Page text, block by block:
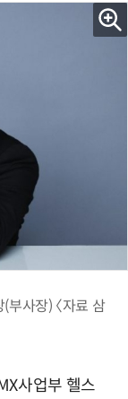
사장) 〈자료 삼
사업부 헬스